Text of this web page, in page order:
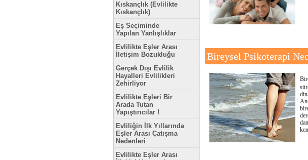
Kıskançlık (Evlilikte
Kıskançlık)
Eş Seçiminde
Yapılan Yanlışlıklar
Evlilikte Eşler Arası
İletişim Bozukluğu
Gerçek Dışı Evlilik
Hayalleri Evlilikleri
Zehirliyor
Evlilikte Eşleri Bir
Arada Tutan
Yapıştırıcılar !
Evliliğin İlk Yıllarında
Eşler Arası Çatışma
Nedenleri
Evlilikte Eşler Arası
Bireysel Psikoterapi